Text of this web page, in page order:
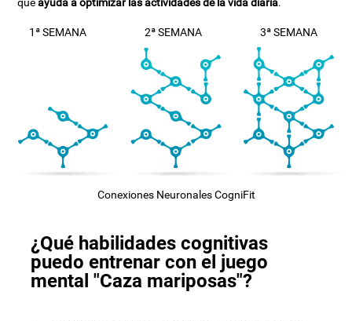
queayuda a optimizar las actividades de la vida diaria.
1ª SEMANA 2ª SEMANA 3ª SEMANA
Conexiones Neuronales CogniFit
¿Qué habilidades cognitivas
puedo entrenar con el juego
mental "Caza mariposas"?